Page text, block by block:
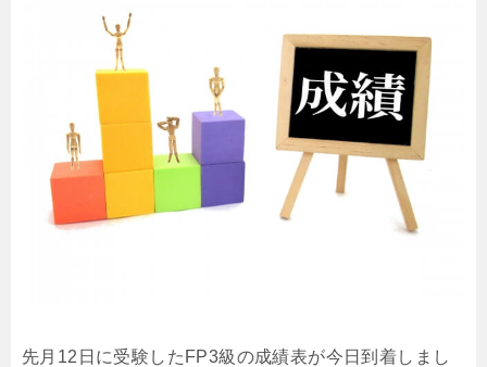
先月12日に受験したFP3級の成績表が今日到着しまし